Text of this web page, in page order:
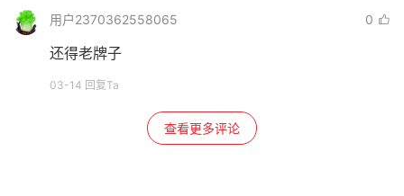
用户2370362558065 0
还得老牌子
03-14 回复Ta
查看更多评论